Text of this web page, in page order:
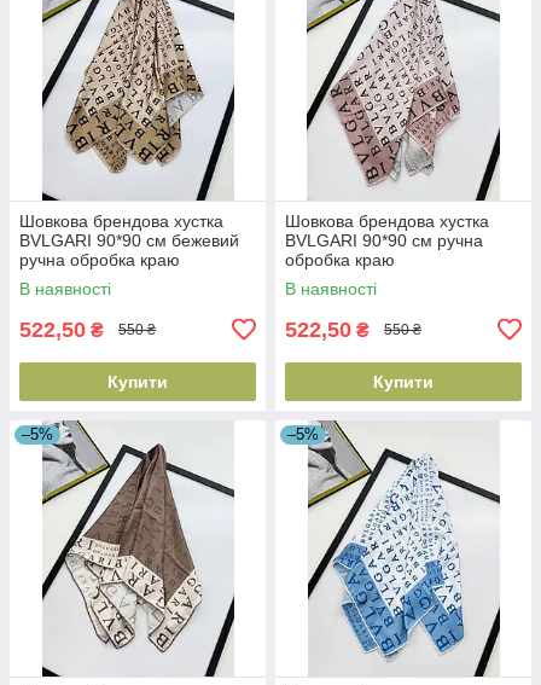
Шовкова брендова хустка
BVLGARI 90*90 см бежевий
ручна обробка краю
В наявності
522,50 ₴ 550 ₴
Купити
Шовкова брендова хустка
BVLGARI 90*90 см ручна
обробка краю
В наявності
522,50 ₴ 550 ₴
Купити
–5% –5%